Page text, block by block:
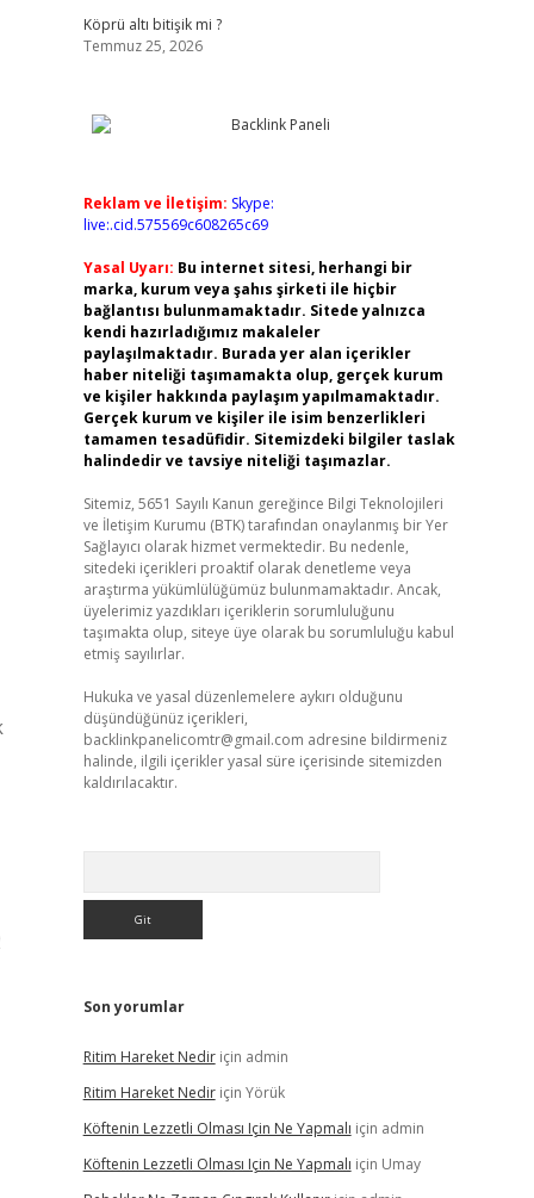
Köprü altı bitişik mi ?
Temmuz 25, 2026
Reklam ve İletişim: Skype:
live:.cid.575569c608265c69
Yasal Uyarı: Bu internet sitesi, herhangi bir
marka, kurum veya şahıs şirketi ile hiçbir
bağlantısı bulunmamaktadır. Sitede yalnızca
kendi hazırladığımız makaleler
paylaşılmaktadır. Burada yer alan içerikler
haber niteliği taşımamakta olup, gerçek kurum
ve kişiler hakkında paylaşım yapılmamaktadır.
Gerçek kurum ve kişiler ile isim benzerlikleri
tamamen tesadüfidir. Sitemizdeki bilgiler taslak
halindedir ve tavsiye niteliği taşımazlar.
Sitemiz, 5651 Sayılı Kanun gereğince Bilgi Teknolojileri
ve İletişim Kurumu (BTK) tarafından onaylanmış bir Yer
Sağlayıcı olarak hizmet vermektedir. Bu nedenle,
sitedeki içerikleri proaktif olarak denetleme veya
araştırma yükümlülüğümüz bulunmamaktadır. Ancak,
üyelerimiz yazdıkları içeriklerin sorumluluğunu
taşımakta olup, siteye üye olarak bu sorumluluğu kabul
etmiş sayılırlar.
Hukuka ve yasal düzenlemelere aykırı olduğunu
düşündüğünüz içerikleri,
backlinkpanelicomtr@gmail.com adresine bildirmeniz
halinde, ilgili içerikler yasal süre içerisinde sitemizden
kaldırılacaktır.
Son yorumlar
Ritim Hareket Nediriçin admin
Ritim Hareket Nediriçin Yörük
Köftenin Lezzetli Olması Için Ne Yapmalı için admin
Köftenin Lezzetli Olması Için Ne Yapmalı için Umay